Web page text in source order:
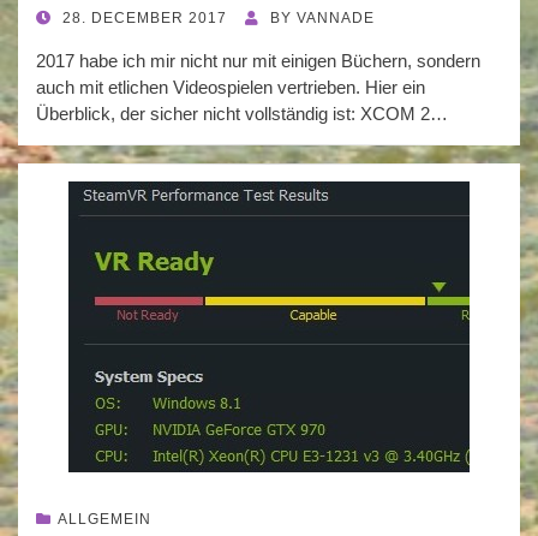
POSTED
28. DECEMBER 2017 BY VANNADE
2017 habe ich mir nicht nur mit einigen Büchern, sondern
auch mit etlichen Videospielen vertrieben. Hier ein
Überblick, der sicher nicht vollständig ist: XCOM 2…
ALLGEMEIN